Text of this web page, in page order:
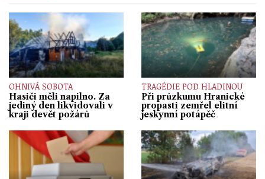
OHNIVÁ SOBOTA
Hasiči měli napilno. Za
jediný den likvidovali v
kraji devět požárů
TRAGÉDIE POD HLADINOU
Při průzkumu Hranické
propasti zemřel elitní
jeskynní potápěč